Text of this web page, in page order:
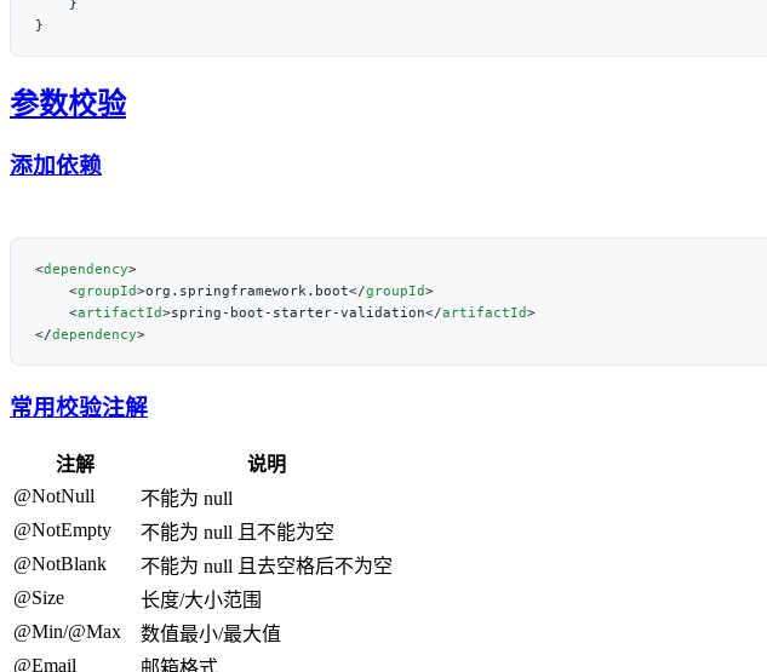
参数校验
添加依赖
<dependency
    <
groupId>org.springframework.boot</groupId
    <
artifactId>spring-boot-starter-validation</artifactId
</dependency
常用校验注解
注解
说明
@NotNull
不能为 null
@NotEmpty
不能为 null 且不能为空
@NotBlank
不能为 null 且去空格后不为空
@Size
长度/大小范围
@Min/@Max
数值最小/最大值
@Email
邮箱格式